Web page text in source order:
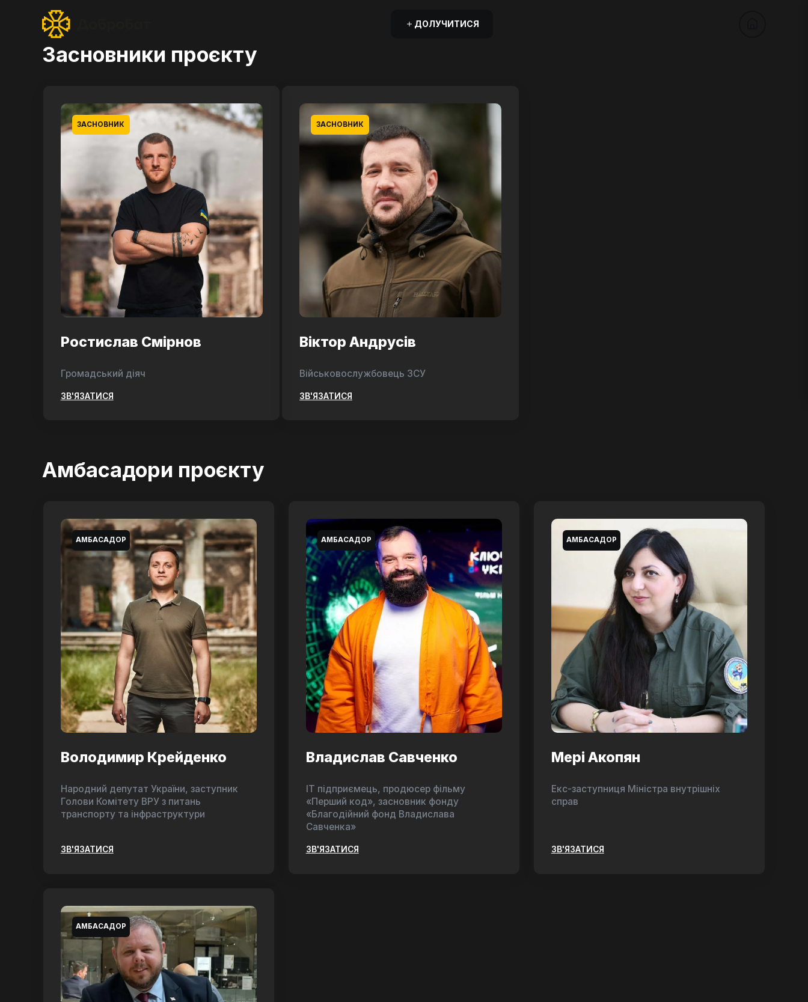
ДОЛУЧИТИСЯ
Засновники проєкту
ЗАСНОВНИК
Ростислав Смірнов
Громадський діяч
ЗВ'ЯЗАТИСЯ
ЗАСНОВНИК
Віктор Андрусів
Військовослужбовець ЗСУ
ЗВ'ЯЗАТИСЯ
Амбасадори проєкту
АМБАСАДОР
Володимир Крейденко
Народний депутат України, заступник
Голови Комітету ВРУ з питань
транспорту та інфраструктури
ЗВ'ЯЗАТИСЯ
АМБАСАДОР
Владислав Савченко
ІТ підприємець, продюсер фільму
«Перший код», засновник фонду
«Благодійний фонд Владислава
Савченка»
ЗВ'ЯЗАТИСЯ
АМБАСАДОР
Мері Акопян
Екс-заступниця Міністра внутрішніх
справ
ЗВ'ЯЗАТИСЯ
АМБАСАДОР